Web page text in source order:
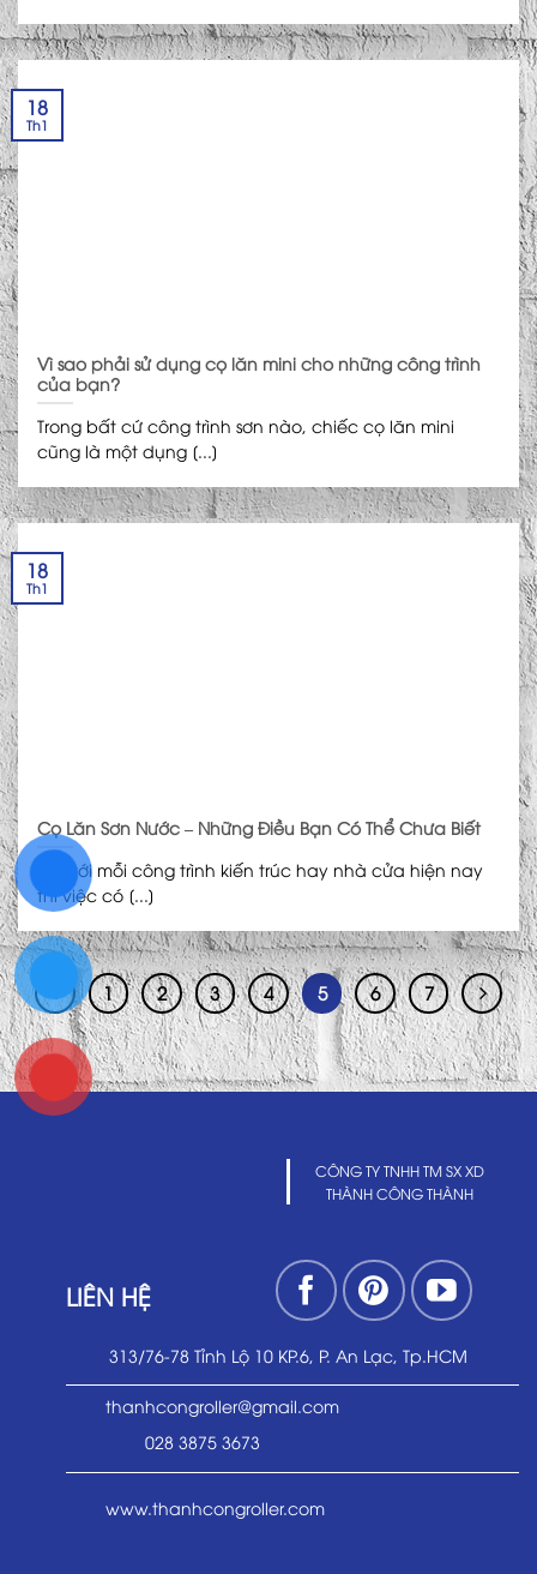
Vì sao phải sử dụng cọ lăn mini cho những công trình
của bạn?
Trong bất cứ công trình sơn nào, chiếc cọ lăn mini
cũng là một dụng [...]
18
Th1
Cọ Lăn Sơn Nước – Những Điều Bạn Có Thể Chưa Biết
Đối với mỗi công trình kiến trúc hay nhà cửa hiện nay
thì việc có [...]
18
Th1
1 2 3 4 5 6 7
CÔNG TY TNHH TM SX XD
THÀNH CÔNG THÀNH
LIÊN HỆ
313/76-78 Tỉnh Lộ 10 KP.6, P. An Lạc, Tp.HCM
thanhcongroller@gmail.com
028 3875 3673
www.thanhcongroller.com